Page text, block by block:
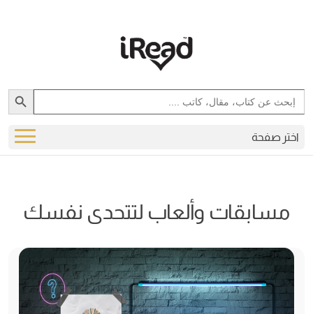
Search
for:
Search Button
اختر صفحة
مسابقات وألعاب لتتحدى نفسك